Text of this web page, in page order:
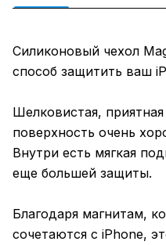
Силиконовый чехол
способ защитить ваш
Шелковистая,
поверхность очень
Внутри есть мягкая
еще большей защиты.
Благодаря магнитам,
сочетаются с iPhone,